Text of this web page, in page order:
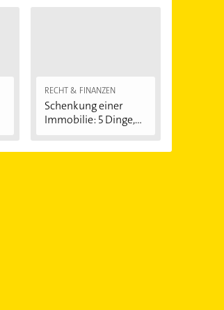
RECHT & FINANZEN
Schenkung einer
Immobilie: 5 Dinge,...